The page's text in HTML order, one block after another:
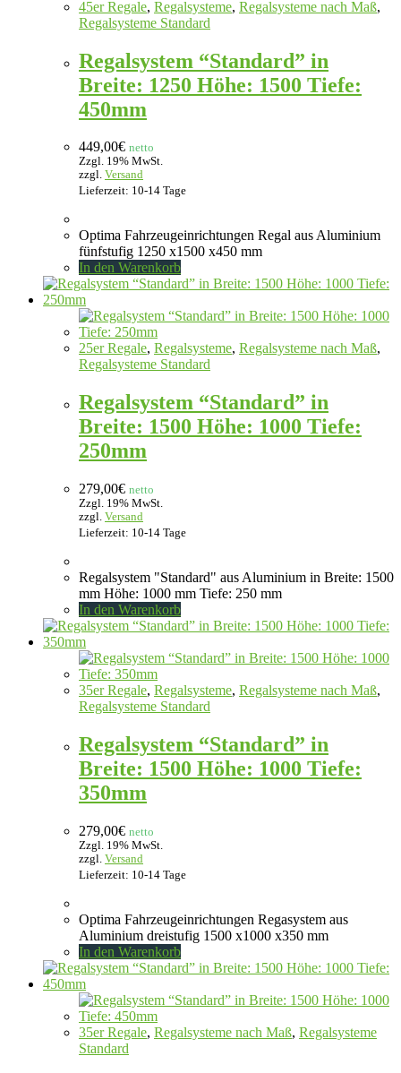
45er Regale, Regalsysteme, Regalsysteme nach Maß,
Regalsysteme Standard
Regalsystem “Standard” in
Breite: 1250 Höhe: 1500 Tiefe:
450mm
449,00€ netto
Zzgl. 19% MwSt.
zzgl. Versand
Lieferzeit: 10-14 Tage
Optima Fahrzeugeinrichtungen Regal aus Aluminium
fünfstufig 1250 x1500 x450 mm
In den Warenkorb
25er Regale, Regalsysteme, Regalsysteme nach Maß,
Regalsysteme Standard
Regalsystem “Standard” in
Breite: 1500 Höhe: 1000 Tiefe:
250mm
279,00€ netto
Zzgl. 19% MwSt.
zzgl. Versand
Lieferzeit: 10-14 Tage
Regalsystem "Standard" aus Aluminium in Breite: 1500
mm Höhe: 1000 mm Tiefe: 250 mm
In den Warenkorb
35er Regale, Regalsysteme, Regalsysteme nach Maß,
Regalsysteme Standard
Regalsystem “Standard” in
Breite: 1500 Höhe: 1000 Tiefe:
350mm
279,00€ netto
Zzgl. 19% MwSt.
zzgl. Versand
Lieferzeit: 10-14 Tage
Optima Fahrzeugeinrichtungen Regasystem aus
Aluminium dreistufig 1500 x1000 x350 mm
In den Warenkorb
35er Regale, Regalsysteme nach Maß, Regalsysteme
Standard